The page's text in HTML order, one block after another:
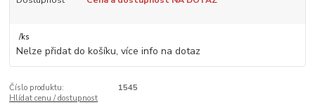
/ks
Nelze přidat do košíku, více info na dotaz
Číslo produktu:
1545
Hlídat cenu / dostupnost